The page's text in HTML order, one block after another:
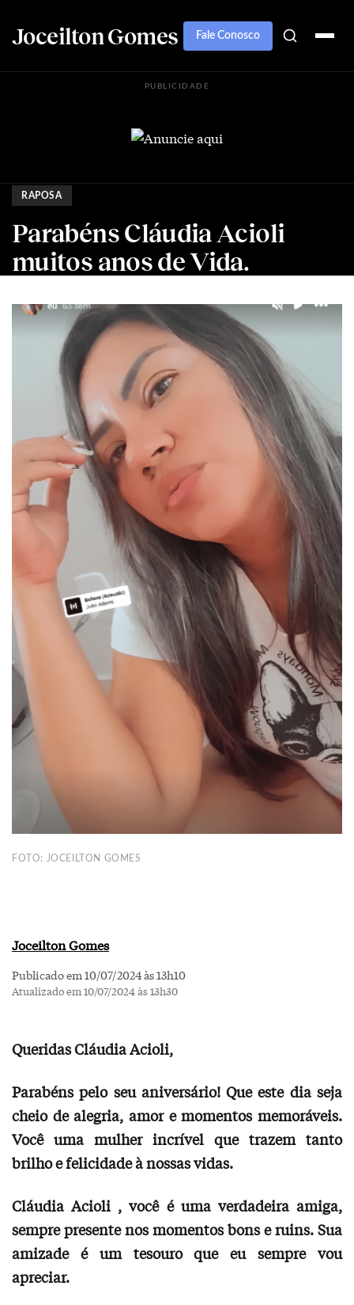
Joceilton Gomes Fale Conosco
PUBLICIDADE
RAPOSA
Parabéns Cláudia Acioli
muitos anos de Vida.
FOTO: JOCEILTON GOMES
Joceilton Gomes
Publicado em 10/07/2024 às 13h10
Atualizado em 10/07/2024 às 13h30
Queridas Cláudia Acioli,
Parabéns pelo seu aniversário! Que este dia seja
cheio de alegria, amor e momentos memoráveis.
Você uma mulher incrível que trazem tanto
brilho e felicidade à nossas vidas.
Cláudia Acioli , você é uma verdadeira amiga,
sempre presente nos momentos bons e ruins. Sua
amizade é um tesouro que eu sempre vou
apreciar.